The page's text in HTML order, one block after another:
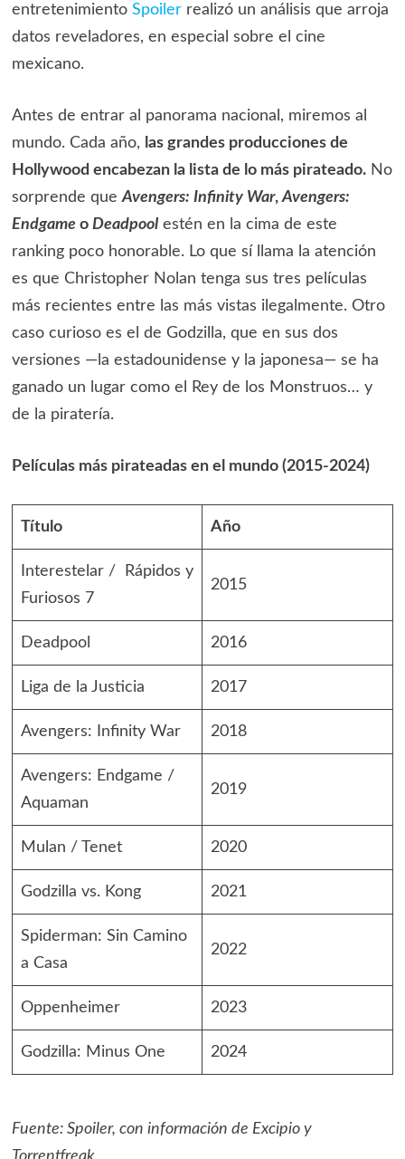
entretenimiento Spoilerrealizó un análisis que arroja
datos reveladores, en especial sobre el cine
mexicano.
Antes de entrar al panorama nacional, miremos al
mundo. Cada año, las grandes producciones de
Hollywood encabezan la lista de lo más pirateado.No
sorprende queAvengers: Infinity War,Avengers:
Endgame o Deadpoolestén en la cima de este
ranking poco honorable. Lo que sí llama la atención
es que Christopher Nolan tenga sus tres películas
más recientes entre las más vistas ilegalmente. Otro
caso curioso es el de Godzilla, que en sus dos
versiones —la estadounidense y la japonesa— se ha
ganado un lugar como el Rey de los Monstruos… y
de la piratería.
Películas más pirateadas en el mundo (2015-2024)
Título Año
Interestelar / Rápidos y
Furiosos 7
2015
Deadpool 2016
Liga de la Justicia 2017
Avengers: Infinity War 2018
Avengers: Endgame /
Aquaman
2019
Mulan / Tenet 2020
Godzilla vs. Kong 2021
Spiderman: Sin Camino
a Casa
2022
Oppenheimer 2023
Godzilla: Minus One 2024
Fuente: Spoiler, con información de Excipio y